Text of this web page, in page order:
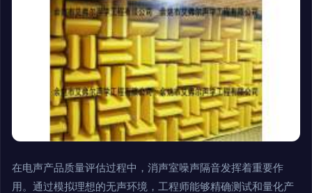
在电声产品质量评估过程中，消声室噪声隔音发挥着重要作
用。通过模拟理想的无声环境，工程师能够精确测试和量化产